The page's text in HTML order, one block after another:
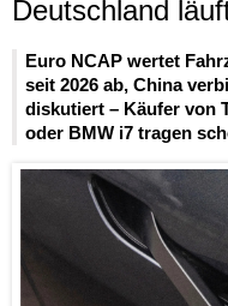
Deutschland
Euro NCAP wertet
seit 2026 ab, China
diskutiert – Käufer von
oder BMW i7 tragen